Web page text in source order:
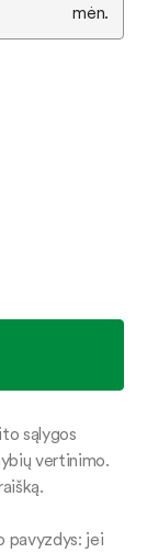
mėn.
sąlygos
vertinimo.
pavyzdys: jei